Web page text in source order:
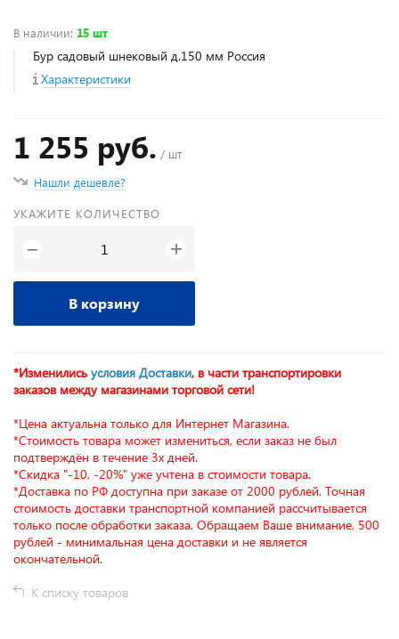
В наличии: 15 шт
Бур садовый шнековый д.150 мм Россия
Характеристики
1 255 руб. / шт
Нашли дешевле?
УКАЖИТЕ КОЛИЧЕСТВО
− +
В корзину
*Изменились условия Доставки, в части транспортировки
заказов между магазинами торговой сети!
*Цена актуальна только для Интернет Магазина.
*Стоимость товара может измениться, если заказ не был
подтверждён в течение 3х дней.
*Скидка "-10, -20%" уже учтена в стоимости товара.
*Доставка по РФ доступна при заказе от 2000 рублей. Точная
стоимость доставки транспортной компанией рассчитывается
только после обработки заказа. Обращаем Ваше внимание, 500
рублей - минимальная цена доставки и не является
окончательной.
К списку товаров